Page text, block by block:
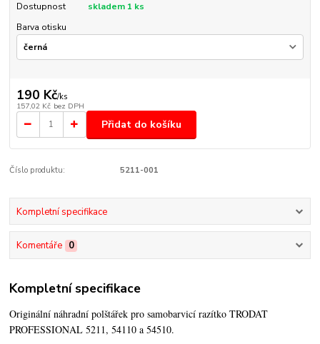
Dostupnost
skladem 1 ks
Barva otisku
190 Kč/ks
157,02 Kč bez DPH
Přidat do košíku
Číslo produktu: 5211-001
Kompletní specifikace
Komentáře 0
Kompletní specifikace
Originální náhradní polštářek pro samobarvicí razítko TRODAT
PROFESSIONAL 5211, 54110 a 54510.